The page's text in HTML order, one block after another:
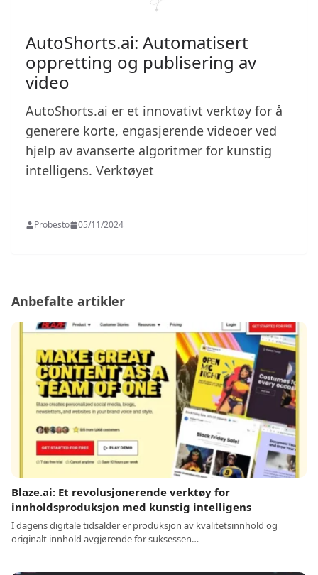
AutoShorts.ai: Automatisert
oppretting og publisering av
video
AutoShorts.ai er et innovativt verktøy for å
generere korte, engasjerende videoer ved
hjelp av avanserte algoritmer for kunstig
intelligens. Verktøyet
Probesto 05/11/2024
Anbefalte artikler
Blaze.ai: Et revolusjonerende verktøy for
innholdsproduksjon med kunstig intelligens
I dagens digitale tidsalder er produksjon av kvalitetsinnhold og
originalt innhold avgjørende for suksessen…